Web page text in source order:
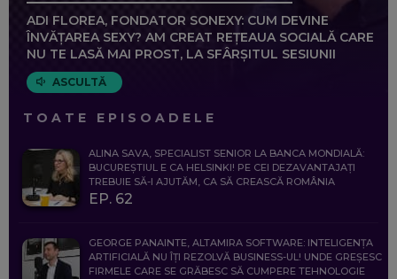
ADI FLOREA, FONDATOR SONEXY: CUM DEVINE
ÎNVĂȚAREA SEXY? AM CREAT REȚEAUA SOCIALĂ CARE
NU TE LASĂ MAI PROST, LA SFÂRȘITUL SESIUNII
ASCULTĂ
TOATE EPISOADELE
ALINA SAVA, SPECIALIST SENIOR LA BANCA MONDIALĂ:
BUCUREȘTIUL E CA HELSINKI! PE CEI DEZAVANTAJAȚI
TREBUIE SĂ-I AJUTĂM, CA SĂ CREASCĂ ROMÂNIA
EP. 62
GEORGE PANAINTE, ALTAMIRA SOFTWARE: INTELIGENȚA
ARTIFICIALĂ NU ÎȚI REZOLVĂ BUSINESS-UL! UNDE GREȘESC
FIRMELE CARE SE GRĂBESC SĂ CUMPERE TEHNOLOGIE